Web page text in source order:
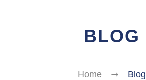
BLOG
Home Blog